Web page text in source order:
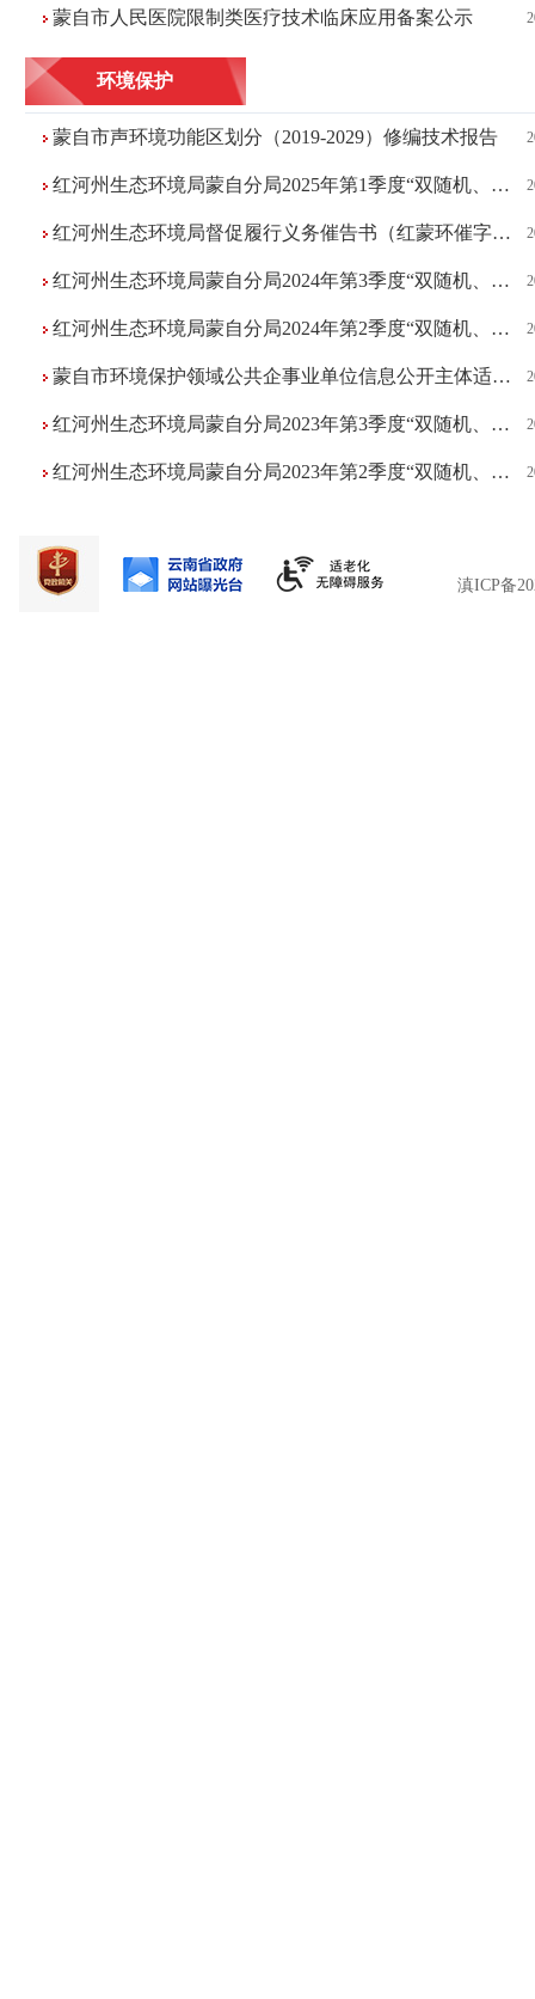
蒙自市人民医院限制类医疗技术临床应用备案公示
环境保护
蒙自市声环境功能区划分（2019-2029）修编技术报告
红河州生态环境局蒙自分局2025年第1季度“双随机、一公开”抽查名单公示
红河州生态环境局督促履行义务催告书（红蒙环催字〔2024〕02A号）
红河州生态环境局蒙自分局2024年第3季度“双随机、一公开”公示内容
红河州生态环境局蒙自分局2024年第2季度“双随机、一公开”公示内容
蒙自市环境保护领域公共企事业单位信息公开主体适用清单
红河州生态环境局蒙自分局2023年第3季度“双随机、一公开”公示内容
红河州生态环境局蒙自分局2023年第2季度“双随机、一公开”公示内容
滇ICP备